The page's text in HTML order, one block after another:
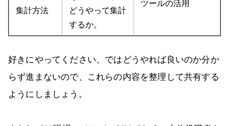
集計方法
どうやって集計
するか。
ツールの活用
好きにやってください、ではどうやれば良いのか分か
らず進まないので、これらの内容を整理して共有する
ようにしましょう。